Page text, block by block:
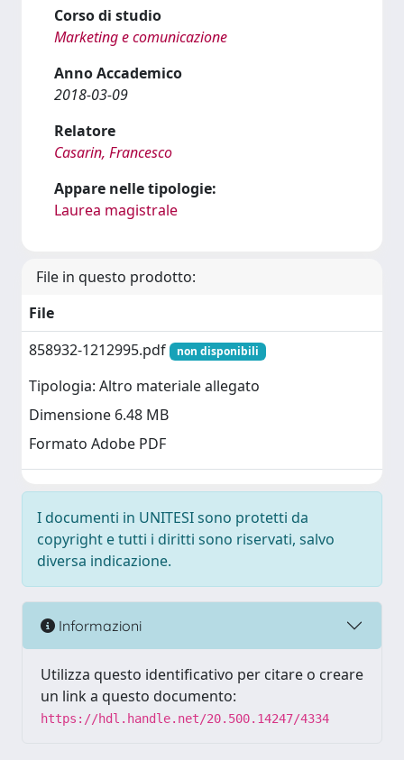
Corso di studio
Marketing e comunicazione
Anno Accademico
2018-03-09
Relatore
Casarin, Francesco
Appare nelle tipologie:
Laurea magistrale
File in questo prodotto:
File
858932-1212995.pdf
non disponibili
Tipologia: Altro materiale allegato
Dimensione 6.48 MB
Formato Adobe PDF
I documenti in UNITESI sono protetti da
copyright e tutti i diritti sono riservati, salvo
diversa indicazione.
Informazioni
Utilizza questo identificativo per citare o creare
un link a questo documento:
https://hdl.handle.net/20.500.14247/4334